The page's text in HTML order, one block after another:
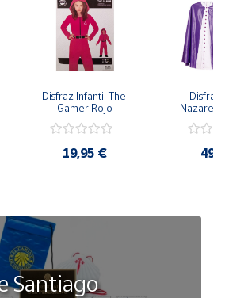
Disfraz Infantil The
Gamer Rojo
19,95 €
Disfraz
Santiago